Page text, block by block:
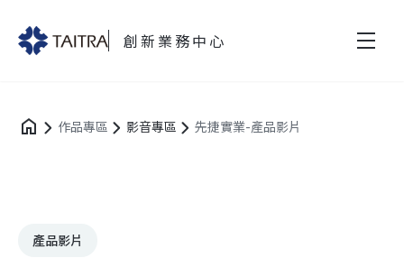
創新業務中心
作品專區 影音專區 先捷實業-產品影片
產品影片